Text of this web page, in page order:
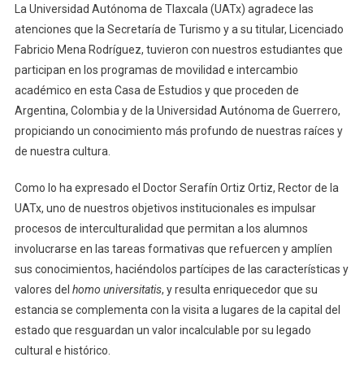
La
UATx
Recorren
Zonas
Emblemáticas
De
Por
Invitación
De
La Universidad Autónoma de Tlaxcala (UATx) agradece las
atenciones que la Secretaría de Turismo y a su titular, Licenciado
Fabricio Mena Rodríguez, tuvieron con nuestros estudiantes que
participan en los programas de movilidad e intercambio
académico en esta Casa de Estudios y que proceden de
Argentina, Colombia y de la Universidad Autónoma de Guerrero,
propiciando un conocimiento más profundo de nuestras raíces y
de nuestra cultura.
Como lo ha expresado el Doctor Serafín Ortiz Ortiz, Rector de la
UATx, uno de nuestros objetivos institucionales es impulsar
procesos de interculturalidad que permitan a los alumnos
involucrarse en las tareas formativas que refuercen y amplíen
sus conocimientos, haciéndolos partícipes de las características y
valores del homo universitatis, y resulta enriquecedor que su
estancia se complementa con la visita a lugares de la capital del
estado que resguardan un valor incalculable por su legado
cultural e histórico.